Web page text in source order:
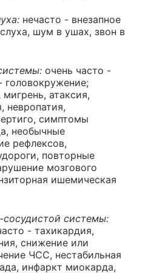
нечасто - внезапное
шум в ушах, звон в
очень часто -
головокружение;
атаксия,
невропатия,
симптомы
необычные
рефлексов,
повторные
мозгового
ишемическая
системы:
- тахикардия,
снижение или
ЧСС, нестабильная
инфаркт миокарда,